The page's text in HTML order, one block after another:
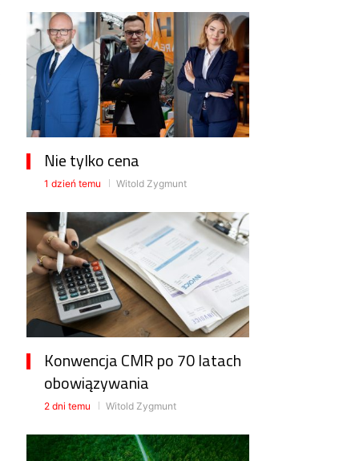
Nie tylko cena
1 dzień temu Witold Zygmunt
Konwencja CMR po 70 latach
obowiązywania
2 dni temu Witold Zygmunt